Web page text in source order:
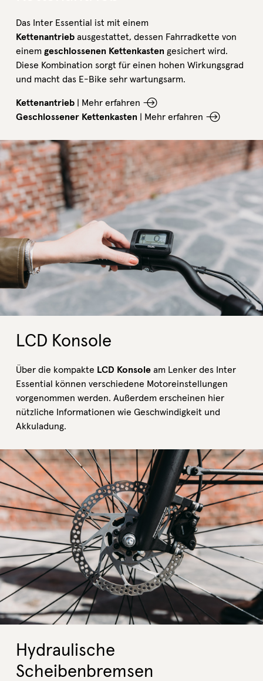
Das Inter Essential ist mit einem
Kettenantriebausgestattet, dessen Fahrradkette von
einem geschlossenen Kettenkasten gesichert wird.
Diese Kombination sorgt für einen hohen Wirkungsgrad
und macht das E-Bike sehr wartungsarm.
Kettenantrieb
Mehr erfahren
Geschlossener Kettenkasten
Mehr erfahren
LCD Konsole
Über die kompakte LCD Konsoleam Lenker des Inter
Essential können verschiedene Motoreinstellungen
vorgenommen werden. Außerdem erscheinen hier
nützliche Informationen wie Geschwindigkeit und
Akkuladung.
Hydraulische
Scheibenbremsen